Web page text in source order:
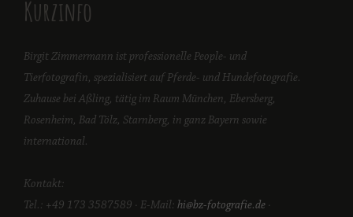
Kurzinfo
Birgit Zimmermann ist professionelle People- und
Tierfotografin, spezialisiert auf Pferde- und Hundefotografie.
Zuhause bei Aßling, tätig im Raum München, Ebersberg,
Rosenheim, Bad Tölz, Starnberg, in ganz Bayern sowie
international.
Kontakt:
Tel.: +49 173 3587589 · E-Mail: hi@bz-fotografie.de ·